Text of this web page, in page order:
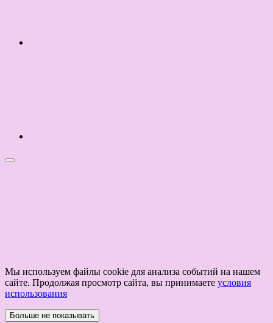
Мы используем файлы cookie для анализа событий на нашем
сайте. Продолжая просмотр сайта, вы принимаете условия
использования
Больше не показывать